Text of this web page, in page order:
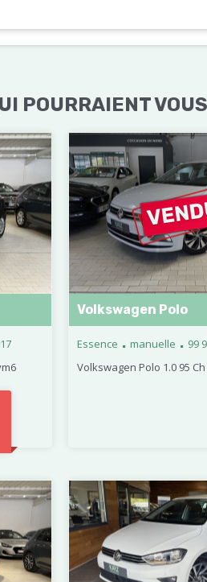
POURRAIENT VOUS
Volkswagen Polo
Essence . manuelle . 99
Volkswagen Polo 1.0 95